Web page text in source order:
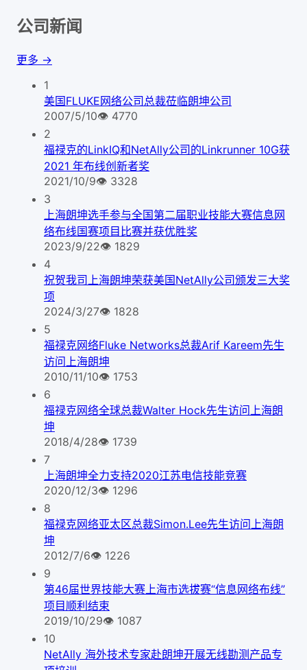
公司新闻
更多 →
1
美国FLUKE网络公司总裁莅临朗坤公司
2007/5/10👁 4770
2
福禄克的LinkIQ和NetAlly公司的Linkrunner 10G获
2021 年布线创新者奖
2021/10/9👁 3328
3
上海朗坤选手参与全国第二届职业技能大赛信息网
络布线国赛项目比赛并获优胜奖
2023/9/22👁 1829
4
祝贺我司上海朗坤荣获美国NetAlly公司颁发三大奖
项
2024/3/27👁 1828
5
福禄克网络Fluke Networks总裁Arif Kareem先生
访问上海朗坤
2010/11/10👁 1753
6
福禄克网络全球总裁Walter Hock先生访问上海朗
坤
2018/4/28👁 1739
7
上海朗坤全力支持2020江苏电信技能竞赛
2020/12/3👁 1296
8
福禄克网络亚太区总裁Simon.Lee先生访问上海朗
坤
2012/7/6👁 1226
9
第46届世界技能大赛上海市选拔赛“信息网络布线”
项目顺利结束
2019/10/29👁 1087
10
NetAlly 海外技术专家赴朗坤开展无线勘测产品专